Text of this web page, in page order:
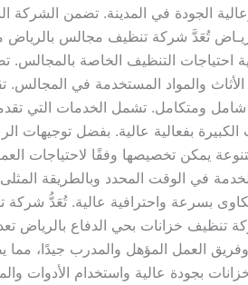
الجودة في المدينة. تضمن الشركة
تُعَدَّ شركة تنظيف مجالس
احتياجات التنظيف الخاصة
والمواد المستخدمة في
ومتكامل. تشمل الخدمات التي
بفعالية عالية. بفضل توجيهات
يمكن تخصيصها وفقًا لاحتياجات
في الوقت المحدد وبالطريقة
بسرعة واحترافية عالية. تُعَدُّ شركة
تنظيف خزانات بحي الدفاع بالرياض
وفريق العمل المؤهل والمدرب جيدًا،
بجودة عالية واستخدام الأدوات